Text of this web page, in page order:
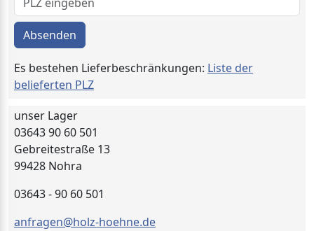
Absenden
Es bestehen Lieferbeschränkungen: Liste der
belieferten PLZ
unser Lager
03643 90 60 501
Gebreitestraße 13
99428 Nohra
03643 - 90 60 501
anfragen@holz-hoehne.de